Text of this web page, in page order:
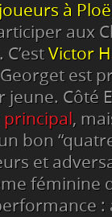
à
aux
Victor
est
jeune. Côté
,
bon
et
féminine